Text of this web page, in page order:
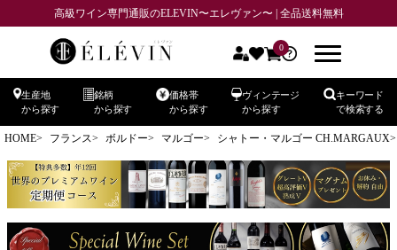
高級ワイン専門通販のELEVIN〜エレヴァン〜 | 全品送料無料
0
生産地
から探す
銘柄
から探す
価格帯
から探す
ヴィンテージ
から探す
キーワード
で検索する
HOME フランス ボルドー マルゴー シャトー・マルゴー CH.MARGAUX